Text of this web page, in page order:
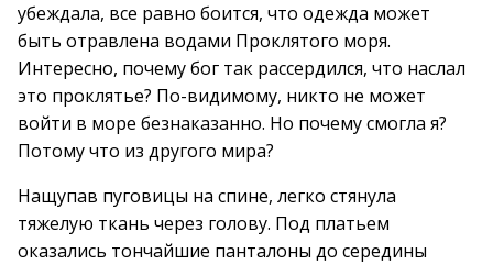
убеждала, все равно боится, что одежда может
быть отравлена водами Проклятого моря.
Интересно, почему бог так рассердился, что наслал
это проклятье? По-видимому, никто не может
войти в море безнаказанно. Но почему смогла я?
Потому что из другого мира?
Нащупав пуговицы на спине, легко стянула
тяжелую ткань через голову. Под платьем
оказались тончайшие панталоны до середины